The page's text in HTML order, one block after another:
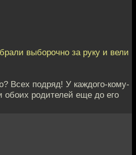
выборочно за руку и вели
Всех подряд! У каждого-кому-
обоих родителей еще до его